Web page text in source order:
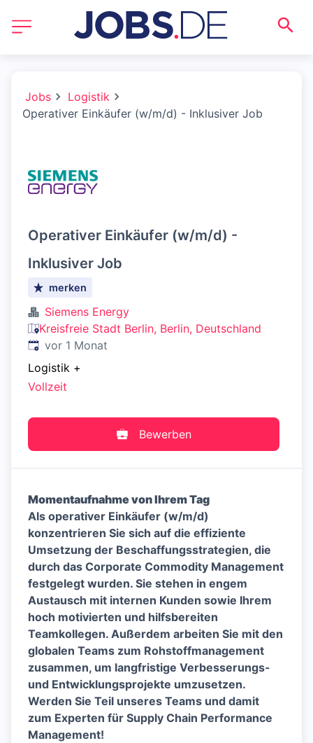
Jobs
Logistik
Operativer Einkäufer (w/m/d) - Inklusiver Job
Operativer Einkäufer (w/m/d) -
Inklusiver Job
merken
Siemens Energy
Kreisfreie Stadt Berlin, Berlin, Deutschland
Veröffentlicht:
vor 1 Monat
Logistik +
Vollzeit
Bewerben
Momentaufnahme von Ihrem Tag
Als operativer Einkäufer (w/m/d)
konzentrieren Sie sich auf die effiziente
Umsetzung der Beschaffungsstrategien, die
durch das Corporate Commodity Management
festgelegt wurden. Sie stehen in engem
Austausch mit internen Kunden sowie Ihrem
hoch motivierten und hilfsbereiten
Teamkollegen. Außerdem arbeiten Sie mit den
globalen Teams zum Rohstoffmanagement
zusammen, um langfristige Verbesserungs-
und Entwicklungsprojekte umzusetzen.
Werden Sie Teil unseres Teams und damit
zum Experten für Supply Chain Performance
Management!